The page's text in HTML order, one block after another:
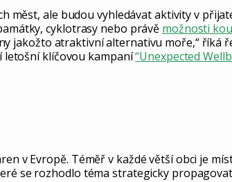
měst, ale budou vyhledávat aktivity v
cyklotrasy nebo právě možnosti
jakožto atraktivní alternativu moře,“ říká
letošní klíčovou kampaní“Unexpected
v Evropě. Téměř v každé větší obci je
se rozhodlo téma strategicky